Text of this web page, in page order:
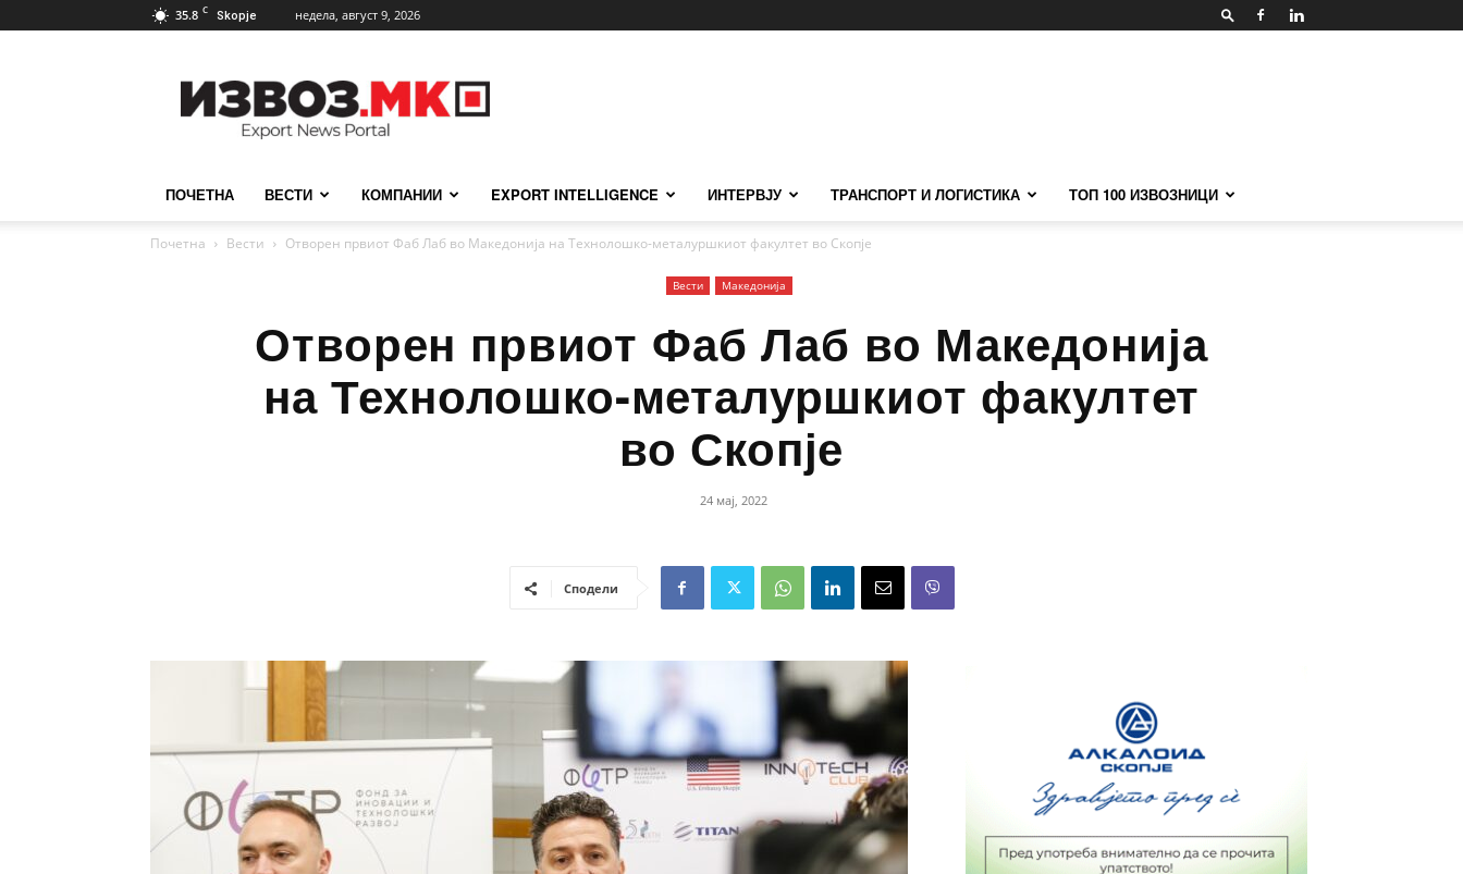
35.8 C Skopje недела, август 9, 2026
ПОЧЕТНА ВЕСТИ КОМПАНИИ EXPORT INTELLIGENCE ИНТЕРВЈУ ТРАНСПОРТ И ЛОГИСТИКА ТОП 100 ИЗВОЗНИЦИ
Почетна Вести Отворен првиот Фаб Лаб во Македонија на Технолошко-металуршкиот факултет во Скопје
Вести Македонија
Отворен првиот Фаб Лаб во Македонија
на Технолошко-металуршкиот факултет
во Скопје
24 мај, 2022
Сподели